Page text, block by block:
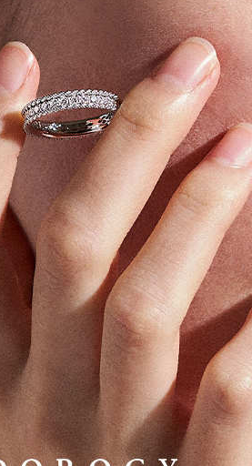
몬드 모이시나이트 세일
선물추천 진주 다이아몬드